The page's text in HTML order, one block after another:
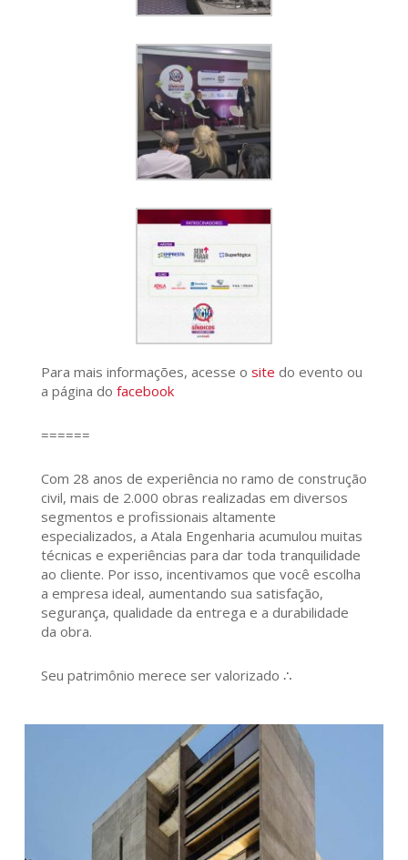
Para mais informações, acesse o site do evento ou
a página do facebook
======
Com 28 anos de experiência no ramo de construção
civil, mais de 2.000 obras realizadas em diversos
segmentos e profissionais altamente
especializados, a Atala Engenharia acumulou muitas
técnicas e experiências para dar toda tranquilidade
ao cliente. Por isso, incentivamos que você escolha
a empresa ideal, aumentando sua satisfação,
segurança, qualidade da entrega e a durabilidade
da obra.
Seu patrimônio merece ser valorizado ∴
184